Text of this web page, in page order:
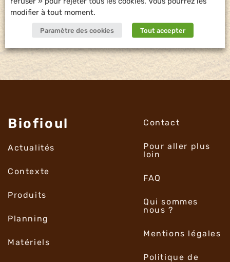
Biofioul
Actualités
Contexte
Produits
Planning
Matériels
Contact
Pour aller plus
loin
FAQ
Qui sommes
nous ?
Mentions légales
Politique de
modifier à tout moment.
Paramètre des cookies Tout accepter